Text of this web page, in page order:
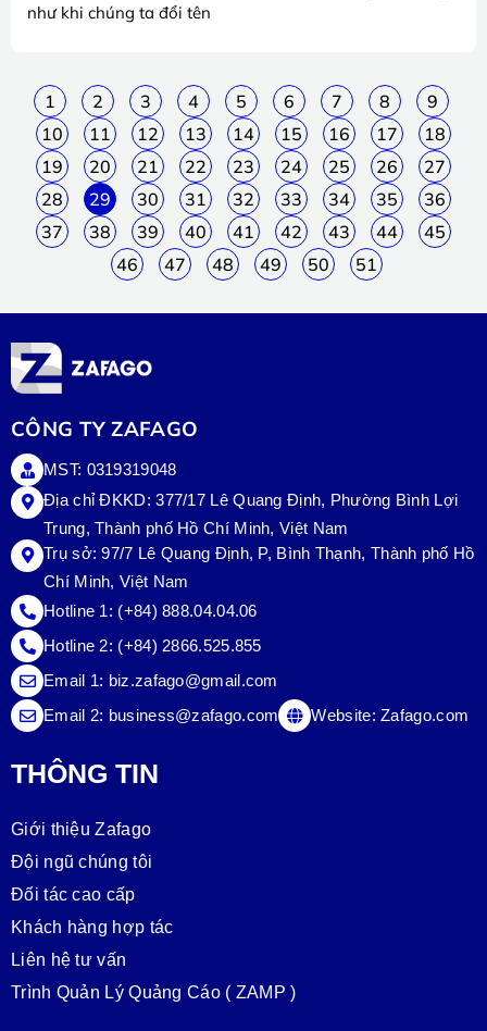
như khi chúng ta đổi tên
1 2 3 4 5 6 7 8
9
10
11 12 13 14 15 16 17
18
19
20 21 22 23 24 25 26
27
28
29 30 31 32 33 34 35
36
37
38 39 40 41 42 43 44
45
46
47 48 49 50 51
CÔNG TY ZAFAGO
MST: 0319319048
Địa chỉ ĐKKD: 377/17 Lê Quang Định, Phường Bình Lợi
Trung, Thành phố Hồ Chí Minh, Việt Nam
Trụ sở:97/7 Lê Quang Định, P, Bình Thạnh, Thành phố Hồ
Chí Minh, Việt Nam
Hotline 1: (+84) 888.04.04.06
Hotline 2: (+84) 2866.525.855
Email 1: biz.zafago@gmail.com
Email 2: business@zafago.com Website:Zafago.com
THÔNG TIN
Giới thiệu Zafago
Đội ngũ chúng tôi
Đối tác cao cấp
Khách hàng hợp tác
Liên hệ tư vấn
Trình Quản Lý Quảng Cáo ( ZAMP )